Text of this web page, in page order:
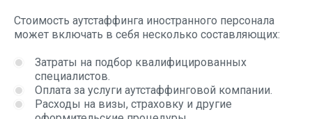
Стоимость аутстаффинга иностранного персонала
может включать в себя несколько составляющих:
Затраты на подбор квалифицированных
специалистов.
Оплата за услуги аутстаффинговой компании.
Расходы на визы, страховку и другие